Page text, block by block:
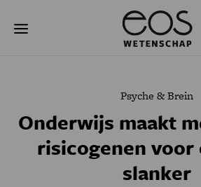
naar
NATUURWETENSCHAPPEN
Psyche & Brein
Onderwijs maakt
risicogenen voor
slanker